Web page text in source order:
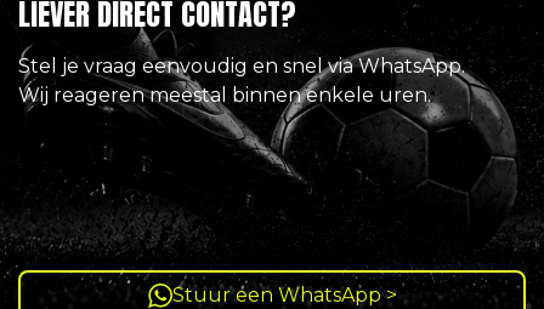
LIEVER DIRECT CONTACT?
Stel je vraag eenvoudig en snel via WhatsApp.
Wij reageren meestal binnen enkele uren.
Stuur een WhatsApp >